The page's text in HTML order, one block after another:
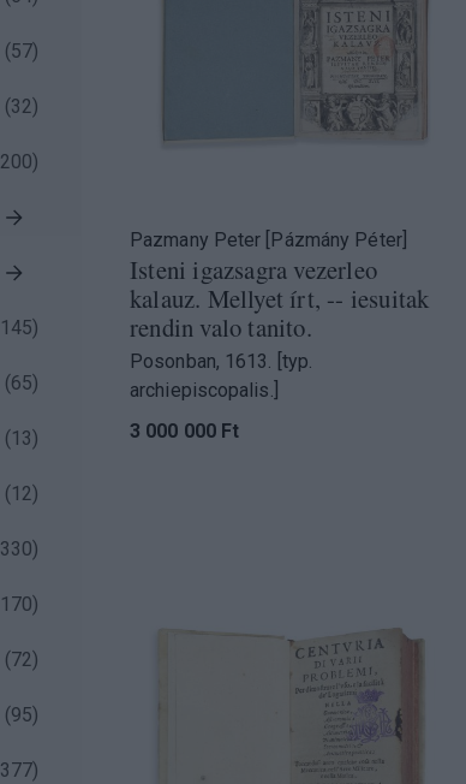
(57)
(32)
200)
145)
(65)
(13)
(12)
330)
170)
(72)
(95)
377)
Pazmany Peter [Pázmány Péter]
Isteni igazsagra vezerleo
kalauz. Mellyet írt, -- iesuitak
rendin valo tanito.
Posonban, 1613. [typ.
archiepiscopalis.]
3 000 000 Ft